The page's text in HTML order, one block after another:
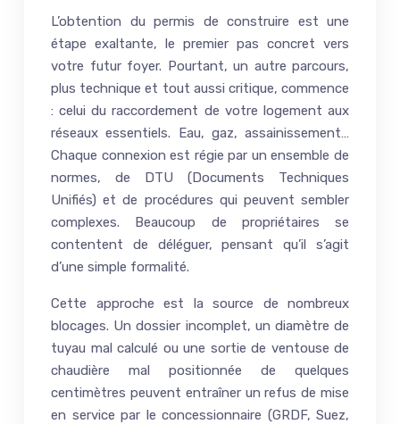
L’obtention du permis de construire est une
étape exaltante, le premier pas concret vers
votre futur foyer. Pourtant, un autre parcours,
plus technique et tout aussi critique, commence
: celui du raccordement de votre logement aux
réseaux essentiels. Eau, gaz, assainissement…
Chaque connexion est régie par un ensemble de
normes, de DTU (Documents Techniques
Unifiés) et de procédures qui peuvent sembler
complexes. Beaucoup de propriétaires se
contentent de déléguer, pensant qu’il s’agit
d’une simple formalité.
Cette approche est la source de nombreux
blocages. Un dossier incomplet, un diamètre de
tuyau mal calculé ou une sortie de ventouse de
chaudière mal positionnée de quelques
centimètres peuvent entraîner un refus de mise
en service par le concessionnaire (GRDF, Suez,